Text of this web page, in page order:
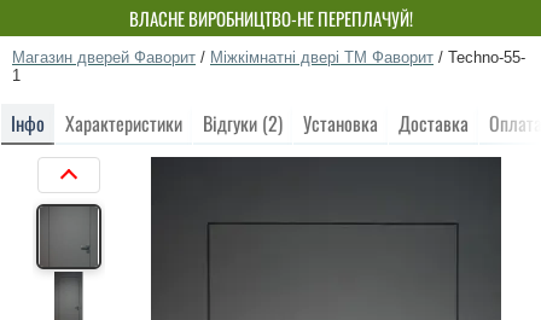
ВЛАСНЕ ВИРОБНИЦТВО-НЕ ПЕРЕПЛАЧУЙ!
Магазин дверей Фаворит / Міжкімнатні двері ТМ Фаворит / Techno-55-
1
Інфо Характеристики Відгуки (2) Установка Доставка Оплата